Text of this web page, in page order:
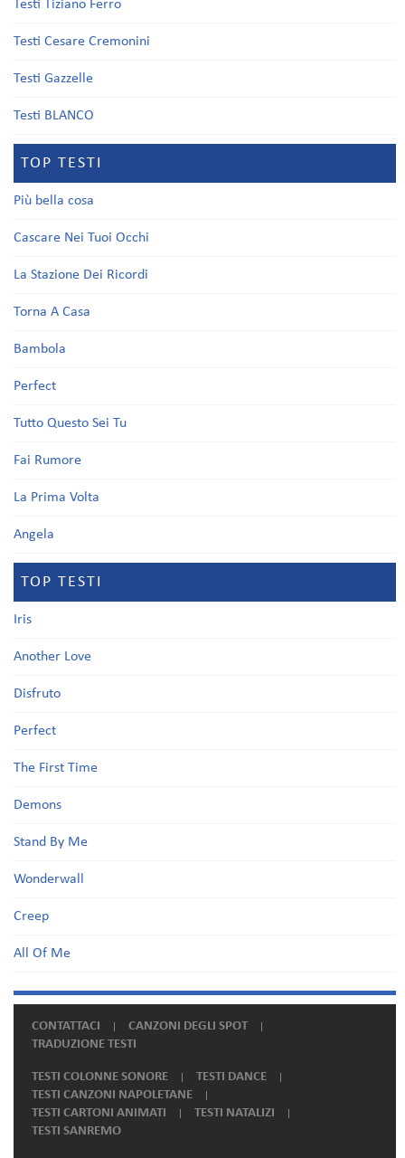
Testi Tiziano Ferro
Testi Cesare Cremonini
Testi Gazzelle
Testi BLANCO
TOP TESTI
Più bella cosa
Cascare Nei Tuoi Occhi
La Stazione Dei Ricordi
Torna A Casa
Bambola
Perfect
Tutto Questo Sei Tu
Fai Rumore
La Prima Volta
Angela
TOP TESTI
Iris
Another Love
Disfruto
Perfect
The First Time
Demons
Stand By Me
Wonderwall
Creep
All Of Me
CONTATTACI
CANZONI DEGLI SPOT
TRADUZIONE TESTI
TESTI COLONNE SONORE
TESTI DANCE
TESTI CANZONI NAPOLETANE
TESTI CARTONI ANIMATI
TESTI NATALIZI
TESTI SANREMO